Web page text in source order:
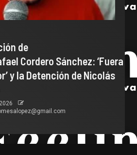
de
Cordero Sánchez: ‘Fuera
y la Detención de Nicolás